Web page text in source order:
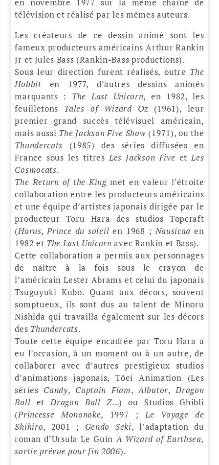
télévision et réalisé par les mêmes auteurs.
Les créateurs de ce dessin animé sont les
fameux producteurs américains Arthur Rankin
Jr et Jules Bass (Rankin-Bass productions).
Sous leur direction furent réalisés, outre The
Hobbit en 1977, d’autres dessins animés
marquants : The Last Unicorn, en 1982, les
feuilletons Tales of Wizard Oz(1961), leur
premier grand succès télévisuel américain,
mais aussi The Jackson Five Show (1971), ou the
Thundercats (1985) des séries diffusées en
France sous les titresLes Jackson Five etLes
Cosmocats.
The Return of the Kingmet en valeur l’étroite
collaboration entre les producteurs américains
et une équipe d’artistes japonais dirigée par le
producteur Toru Hara des studios Topcraft
(Horus, Prince du soleil en 1968 ;Nausicaa en
1982 et The Last Unicorn avec Rankin et Bass).
Cette collaboration a permis aux personnages
de naître à la fois sous le crayon de
l’américain Lester Abrams et celui du japonais
Tsuguyuki Kubo. Quant aux décors, souvent
somptueux, ils sont dus au talent de Minoru
Nishida qui travailla également sur les décors
des Thundercats.
Toute cette équipe encadrée par Toru Hara a
eu l’occasion, à un moment ou à un autre, de
collaborer avec d’autres prestigieux studios
d’animations japonais, Tôei Animation (Les
séries Candy, Captain Flam,Albator,Dragon
Ball etDragon Ball Z…) ou Studios Ghibli
(Princesse Mononoke, 1997 ;Le Voyage de
Shihiro, 2001 ; Gendo Seki, l’adaptation du
roman d’Ursula Le GuinA Wizard of Earthsea,
sortie prévue pour fin 2006).